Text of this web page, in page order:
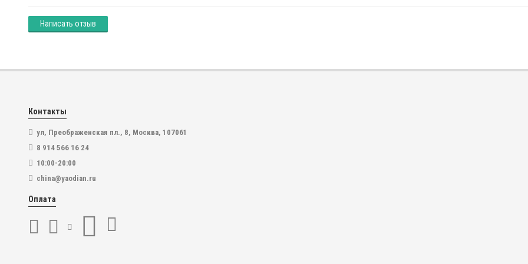
Написать отзыв
Контакты
ул, Преображенская пл., 8, Москва, 107061
8 914 566 16 24
10:00-20:00
china@yaodian.ru
Оплата